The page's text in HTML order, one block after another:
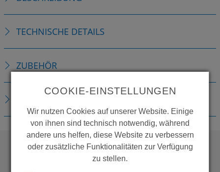
TECHNISCHE DETAILS
ZUBEHÖR
WOLLEN SIE MEHR
COOKIE-EINSTELLUNGEN
Wir nutzen Cookies auf unserer Website. Einige
von ihnen sind technisch notwendig, während
andere uns helfen, diese Website zu verbessern
oder zusätzliche Funktionalitäten zur Verfügung
zu stellen.